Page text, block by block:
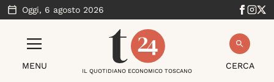
Oggi, 6 agosto 2026
MENU CERCA
IL QUOTIDIANO ECONOMICO TOSCANO